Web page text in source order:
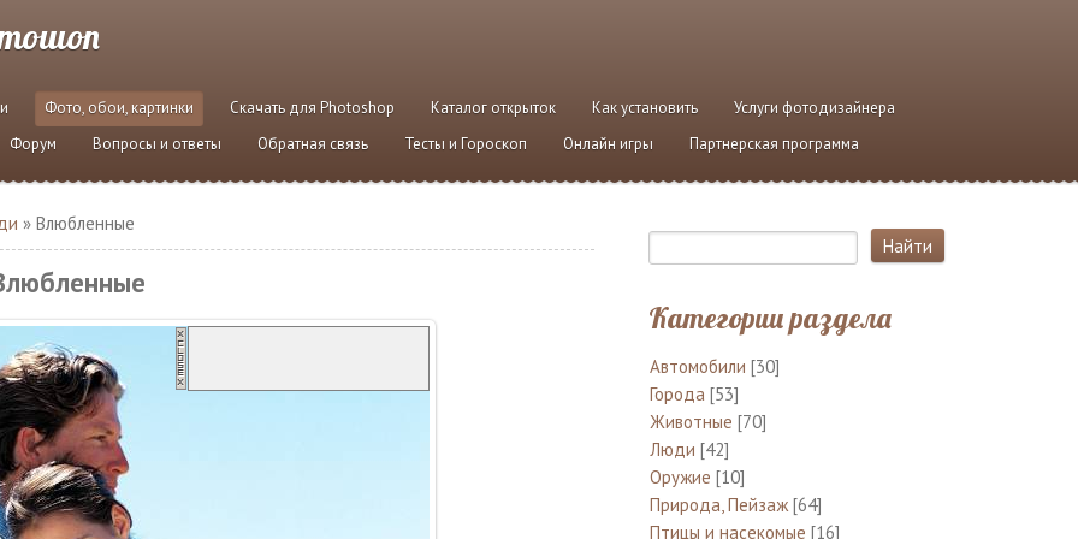
Фото, обои, картинки Скачать для Photoshop Каталог открыток Как установить
Услуги фотодизайнера
Форум
Вопросы и ответы Обратная связь Тесты и Гороскоп Онлайн игры Партнерская программа
» Влюбленные
Категории раздела
Автомобили [30]
Города [53]
Животные [70]
Люди [42]
Оружие [10]
Природа, Пейзаж [64]
Птицы и насекомые [16]